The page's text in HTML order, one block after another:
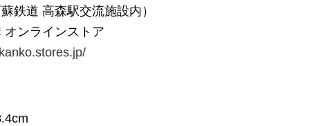
鉄道 高森駅交流施設内）
ンラインストア